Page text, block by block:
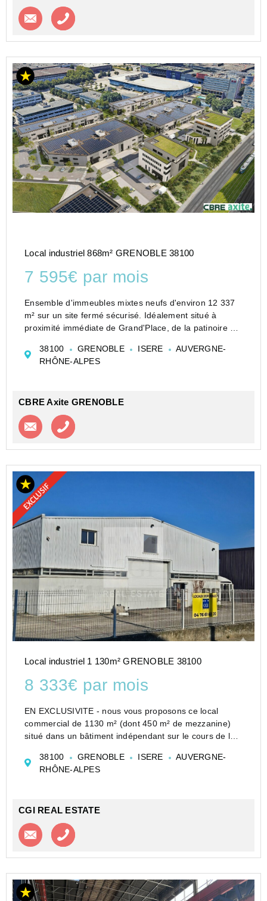
Contacter l'agence
Local industriel 868m² GRENOBLE 38100
7 595€ par mois
Ensemble d'immeubles mixtes neufs d'environ 12 337
m² sur un site fermé sécurisé. Idéalement situé à
proximité immédiate de Grand'Place, de la patinoire de
3 165 m²Bâtiment B : 2 895 ...
38100 GRENOBLE ISERE
AUVERGNE-
RHÔNE-ALPES
CBRE Axite GRENOBLE
Contacter l'agence
Local industriel 1 130m² GRENOBLE 38100
8 333€ par mois
EN EXCLUSIVITE - nous vous proposons ce local
commercial de 1130 m² (dont 450 m² de mezzanine)
situé dans un bâtiment indépendant sur le cours de la
activités : loisirs, salle de sport, restauration,
commerc...
38100 GRENOBLE ISERE
AUVERGNE-
RHÔNE-ALPES
CGI REAL ESTATE
Contacter l'agence